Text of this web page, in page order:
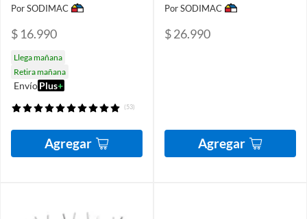
Por SODIMAC
$ 16.990
Llega mañana
Retira mañana
EnvíoPlus+
(53)
Agregar
Por SODIMAC
$ 26.990
Agregar